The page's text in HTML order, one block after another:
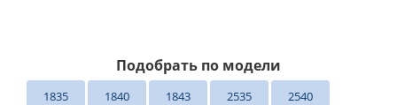
Подобрать по модели
1835 1840 1843 2535 2540